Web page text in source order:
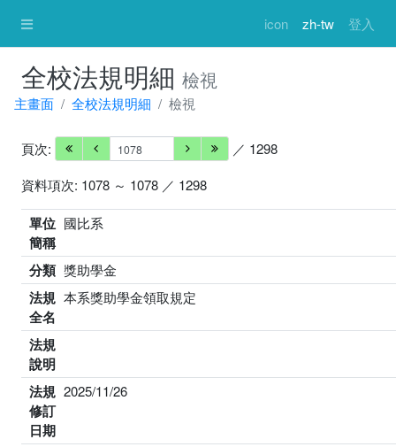
icon zh-tw 登入
全校法規明細 檢視
主畫面 全校法規明細 檢視
頁次:
／ 1298
資料項次: 1078 ～ 1078 ／ 1298
單位
簡稱
國比系
分類 獎助學金
法規
全名
本系獎助學金領取規定
法規
說明
法規
修訂
日期
2025/11/26